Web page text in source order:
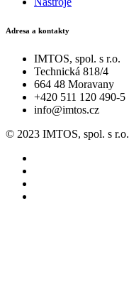
Adresa a kontakty
IMTOS, spol. s r.o.
Technická 818/4
664 48 Moravany
+420 511 120 490-5
info@imtos.cz
© 2023 IMTOS, spol. s r.o.